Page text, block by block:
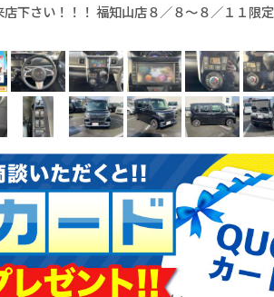
下さい！！！ 福知山店８／８〜８／１１限